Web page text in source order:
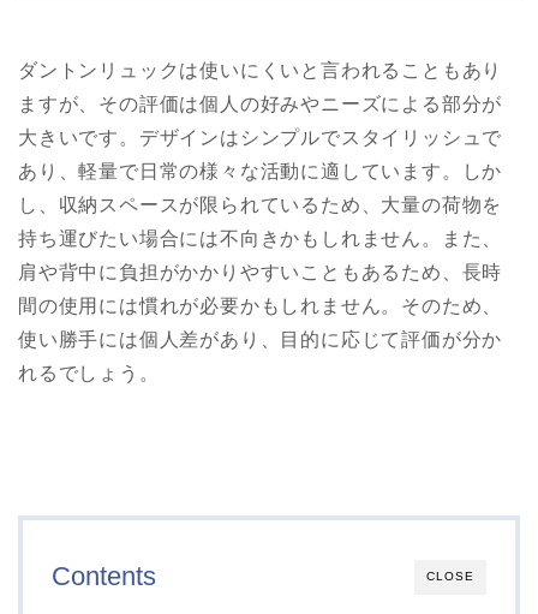
ダントンリュックは使いにくいと言われることもあり
ますが、その評価は個人の好みやニーズによる部分が
大きいです。デザインはシンプルでスタイリッシュで
あり、軽量で日常の様々な活動に適しています。しか
し、収納スペースが限られているため、大量の荷物を
持ち運びたい場合には不向きかもしれません。また、
肩や背中に負担がかかりやすいこともあるため、長時
間の使用には慣れが必要かもしれません。そのため、
使い勝手には個人差があり、目的に応じて評価が分か
れるでしょう。
CLOSE
Contents